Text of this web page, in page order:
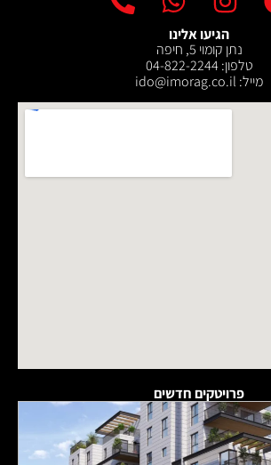
פרויטקים חדשים
הגיעו אלינו
נתן קומוי 5, חיפה
טלפון: 04-822-2244
מייל: ‫ido@imorag.co.il